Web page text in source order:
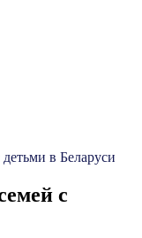
в Беларуси
с